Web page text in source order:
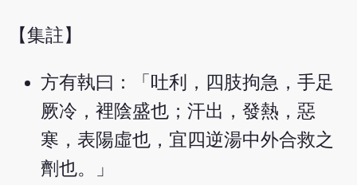
【集註】
方有執曰：「吐利，四肢拘急，手足
厥冷，裡陰盛也；汗出，發熱，惡
寒，表陽虛也，宜四逆湯中外合救之
劑也。」